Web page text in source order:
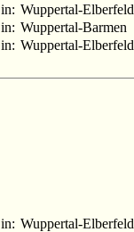
in: Wuppertal-Elberfeld
in: Wuppertal-Barmen
in: Wuppertal-Elberfeld
in: Wuppertal-Elberfeld